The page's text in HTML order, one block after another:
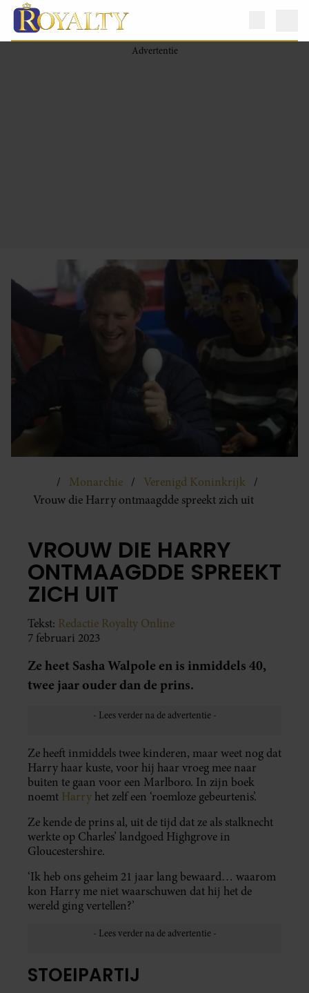
Monarchie
Verenigd Koninkrijk
Vrouw die Harry ontmaagdde spreekt zich uit
VROUW DIE HARRY
ONTMAAGDDE SPREEKT
ZICH UIT
Tekst: Redactie Royalty Online
7 februari 2023
Ze heet Sasha Walpole en is inmiddels 40,
twee jaar ouder dan de prins.
Ze heeft inmiddels twee kinderen, maar weet nog dat
Harry haar kuste, voor hij haar vroeg mee naar
buiten te gaan voor een Marlboro. In zijn boek
noemt Harry het zelf een ‘roemloze gebeurtenis’.
Ze kende de prins al, uit de tijd dat ze als stalknecht
werkte op Charles’ landgoed Highgrove in
Gloucestershire.
‘Ik heb ons geheim 21 jaar lang bewaard… waarom
kon Harry me niet waarschuwen dat hij het de
wereld ging vertellen?’
STOEIPARTIJ